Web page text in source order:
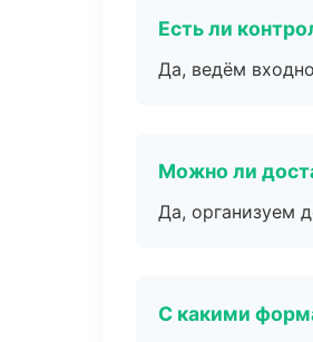
Есть ли
Да, ведём
Можно ли
Да, организуем
С какими